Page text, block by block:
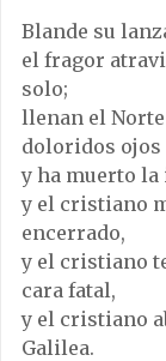
Blande su
el fragor
solo;
llenan el
doloridos ojos
y ha muerto la
y el cristiano
encerrado,
y el cristiano
cara fatal,
y el cristiano
Galilea.